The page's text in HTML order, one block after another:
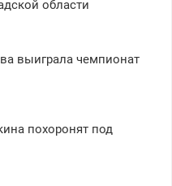
области
выиграла чемпионат
похоронят под